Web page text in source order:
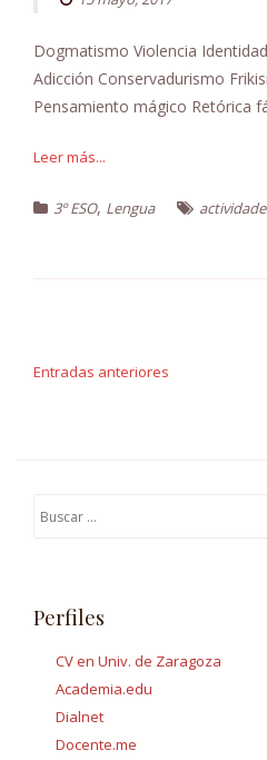
Dogmatismo Violencia
Adicción Conservadurismo
Pensamiento mágico Retórica
Leer más...
3º ESO, Lengua
de
Entradas anteriores
Perfiles
CV en Univ. de Zaragoza
Academia.edu
Dialnet
Docente.me